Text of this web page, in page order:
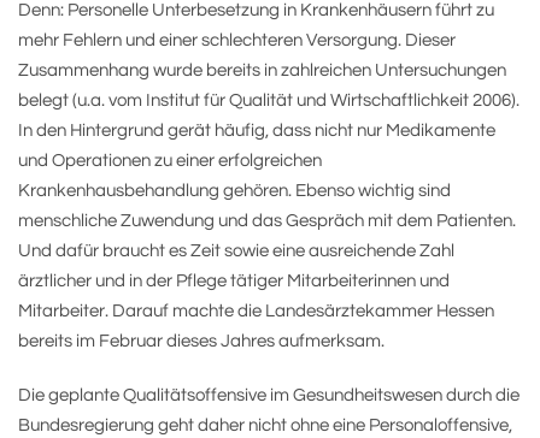
Denn: Personelle Unterbesetzung in Krankenhäusern führt zu
mehr Fehlern und einer schlechteren Versorgung. Dieser
Zusammenhang wurde bereits in zahlreichen Untersuchungen
belegt (u.a. vom Institut für Qualität und Wirtschaftlichkeit 2006).
In den Hintergrund gerät häufig, dass nicht nur Medikamente
und Operationen zu einer erfolgreichen
Krankenhausbehandlung gehören. Ebenso wichtig sind
menschliche Zuwendung und das Gespräch mit dem Patienten.
Und dafür braucht es Zeit sowie eine ausreichende Zahl
ärztlicher und in der Pflege tätiger Mitarbeiterinnen und
Mitarbeiter. Darauf machte die Landesärztekammer Hessen
bereits im Februar dieses Jahres aufmerksam.
Die geplante Qualitätsoffensive im Gesundheitswesen durch die
Bundesregierung geht daher nicht ohne eine Personaloffensive,